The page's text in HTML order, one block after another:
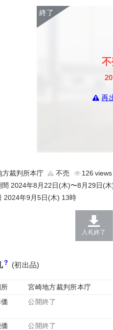
再
方裁判所本庁 不売
126
間 2024年8月22日(木)〜8月29日(木
2024年9月5日(木) 13時
入札終了
(初出品)
宮崎地方裁判所本庁
公開終了
公開終了